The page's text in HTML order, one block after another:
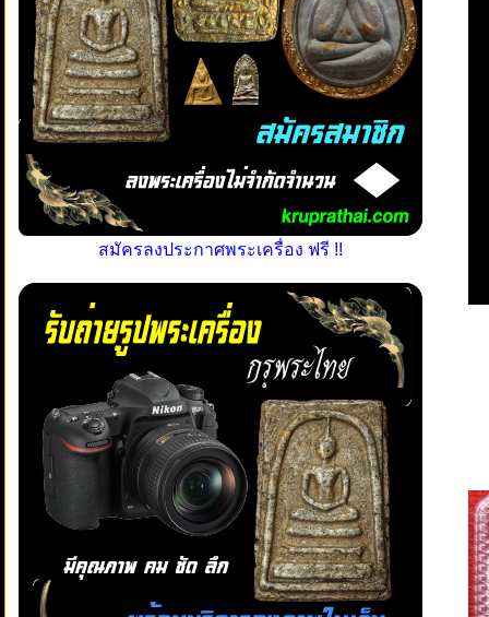
สมัครลงประกาศพระเครื่อง ฟรี !!